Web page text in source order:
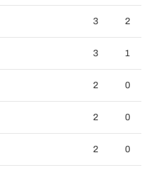
3 2
3 1
2 0
2 0
2 0